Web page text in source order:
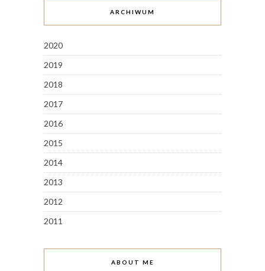
ARCHIWUM
2020
2019
2018
2017
2016
2015
2014
2013
2012
2011
ABOUT ME